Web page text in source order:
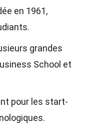
en 1961,
grandes
School et
pour les start-